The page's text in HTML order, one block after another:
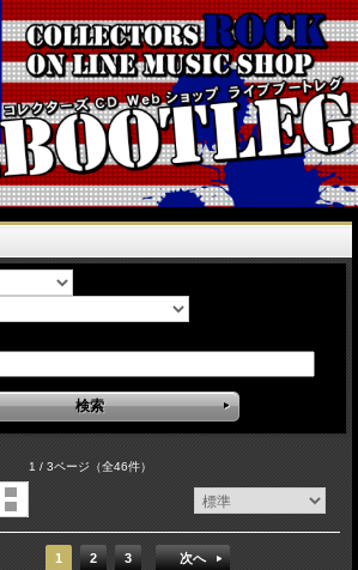
1 / 3ページ（全46件）
1 2 3 次へ